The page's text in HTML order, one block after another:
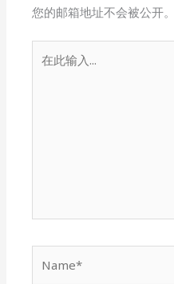
您的邮箱地址不会被公开。